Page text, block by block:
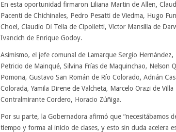
En esta oportunidad firmaron Liliana Martin de Allen,
Pacenti de Chichinales, Pedro Pesatti de Viedma, Hugo
Choel, Claudio Di Tella de Cipolletti, Víctor Mansilla de
Ivancich de Enrique Godoy.
Asimismo, el jefe comunal de Lamarque Sergio
Petricio de Mainqué, Silvina Frías de Maquinchao, Nelson
Pomona, Gustavo San Román de Río Colorado, Adrián
Colorada, Yamila Direne de Valcheta, Marcelo Orazi de
Contralmirante Cordero, Horacio Zúñiga.
Por su parte, la Gobernadora afirmó que “necesitábamos
tiempo y forma al inicio de clases, y esto sin duda acelera